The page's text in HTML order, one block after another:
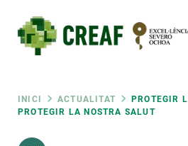
contingut
Fil
INICI ACTUALITAT
PROTEGIR
PROTEGIR LA NOSTRA SALUT
RRSS
INTRANET